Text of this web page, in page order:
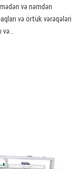
və nəmdən
və örtük vərəqələri
və…